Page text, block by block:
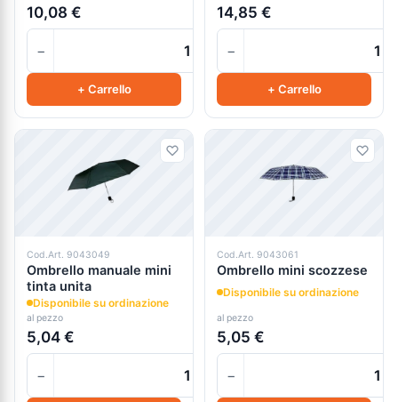
10,08 €
−
+ Carrello
14,85 €
−
+ Carrello
Cod.Art. 9043049
Ombrello manuale mini
tinta unita
Disponibile su ordinazione
al pezzo
5,04 €
−
Cod.Art. 9043061
Ombrello mini scozzese
Disponibile su ordinazione
al pezzo
5,05 €
−